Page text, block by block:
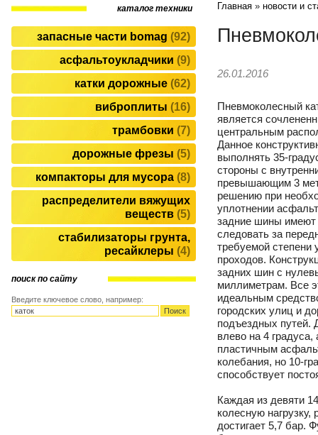
каталог техники
запасные части bomag 92
асфальтоукладчики 9
катки дорожные 62
виброплиты
16
трамбовки 7
дорожные фрезы 5
компакторы для мусора 8
распределители вяжущих
веществ 5
стабилизаторы грунта,
ресайклеры 4
поиск по сайту
Введите ключевое слово, например:
Главная » новости и
26.01.2016
Пневмоколесный
является
центральным
Данное
выполнять 35-
стороны с
превышающим 3
решению при
уплотнении
задние шины имеют
следовать за
требуемой степени
проходов.
задних шин с
миллиметрам. Все
идеальным
городских улиц и
подъездных путей.
влево на 4
пластичным
колебания, но 10-
способствует
Каждая из девяти
колесную
достигает 5,7 бар.